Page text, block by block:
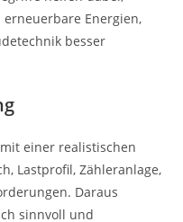
Energien,
besser
einer realistischen
Lastprofil, Zähleranlage,
Daraus
sinnvoll und